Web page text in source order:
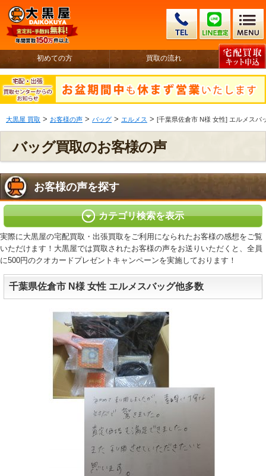
初めての方 買取の流れ
大黒屋 買取 > お客様の声 > バッグ > エルメス > [千葉県佐倉市 N様 女性] エルメスバ
バッグ買取のお客様の声
お客様の声を探す
カテゴリ検索を表示
実際に大黒屋の宅配買取・出張買取をご利用になられたお客様の感想をご覧
いただけます！大黒屋では買取されたお客様の声をお送りいただくと、全員
に500円のクオカードプレゼントキャンペーンを実施しております！
千葉県佐倉市 N様 女性 エルメスバッグ他多数